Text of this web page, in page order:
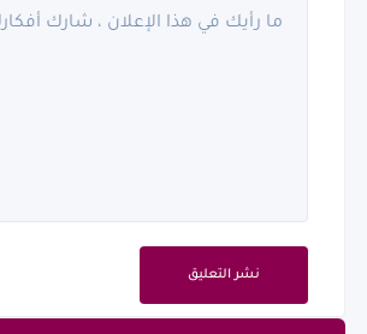
نشر التعليق